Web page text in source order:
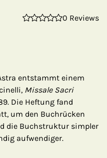
0 Reviews
entstammt einem
Missale Sacri
Die Heftung fand
um den Buchrücken
die Buchstruktur simpler
aufwendiger.